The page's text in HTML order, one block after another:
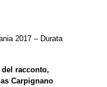
2017 – Durata
racconto,
Carpignano